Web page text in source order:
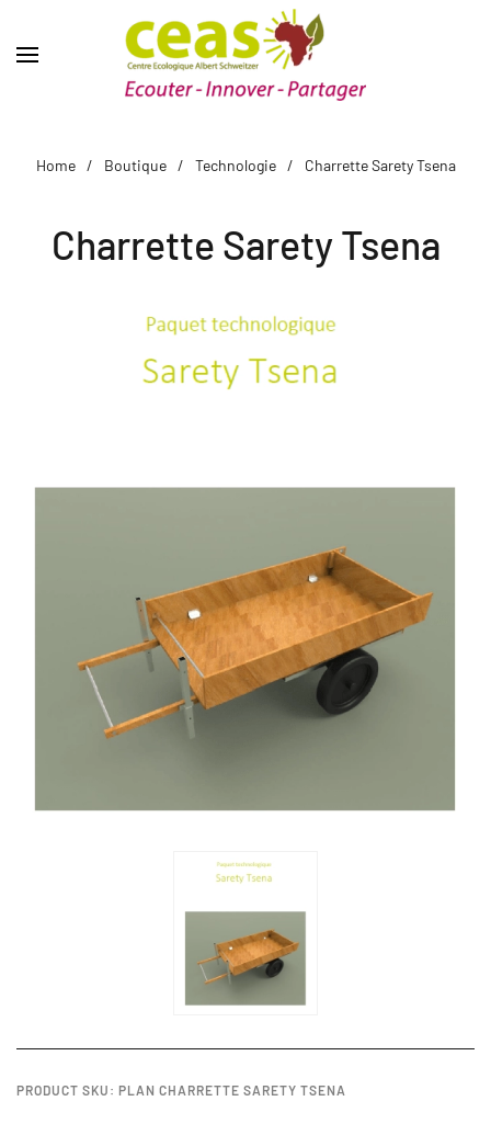
Home Boutique Technologie Charrette Sarety Tsena
Charrette Sarety Tsena
PRODUCT SKU: PLAN CHARRETTE SARETY TSENA